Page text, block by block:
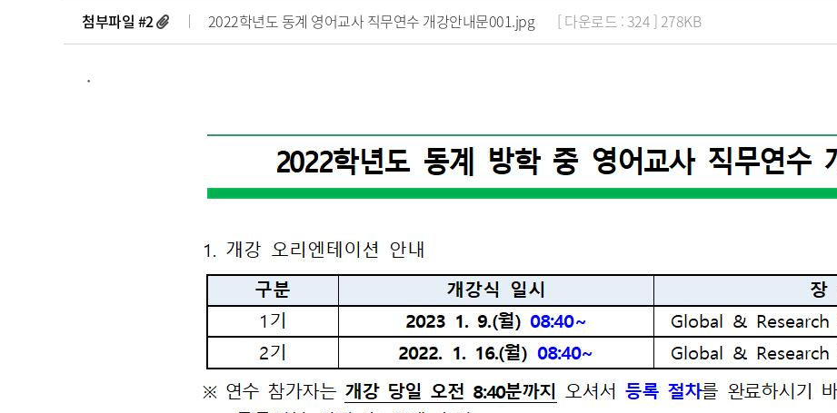
첨부파일 #2 2022학년도 동계 영어교사 직무연수 개강안내문001.jpg [ 다운로드 : 324 ] 278KB
.